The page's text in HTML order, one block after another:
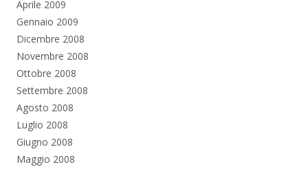
Aprile 2009
Gennaio 2009
Dicembre 2008
Novembre 2008
Ottobre 2008
Settembre 2008
Agosto 2008
Luglio 2008
Giugno 2008
Maggio 2008